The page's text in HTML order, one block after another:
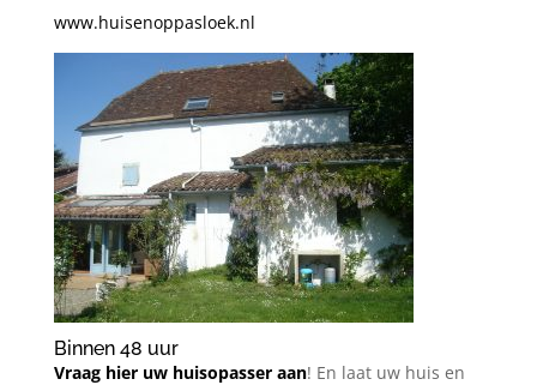
www.huisenoppasloek.nl
Binnen 48 uur
Vraag hier uw huisopasser aan! En laat uw huis en